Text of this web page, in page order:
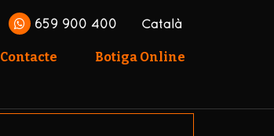
659 900 400 Català
Contacte Botiga Online